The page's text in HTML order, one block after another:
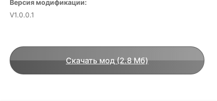
Версия модификации:
V1.0.0.1
Скачать мод (2.8 Мб)